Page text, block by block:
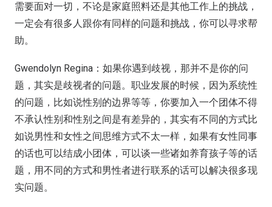
需要面对一切，不论是家庭照料还是其他工作上的挑战，
一定会有很多人跟你有同样的问题和挑战，你可以寻求帮
助。
Gwendolyn Regina：如果你遇到歧视，那并不是你的问
题，其实是歧视者的问题。职业发展的时候，因为系统性
的问题，比如说性别的边界等等，你要加入一个团体不得
不承认性别和性别之间是有差异的，其实有不同的方式比
如说男性和女性之间思维方式不太一样，如果有女性同事
的话也可以结成小团体，可以谈一些诸如养育孩子等的话
题，用不同的方式和男性者进行联系的话可以解决很多现
实问题。